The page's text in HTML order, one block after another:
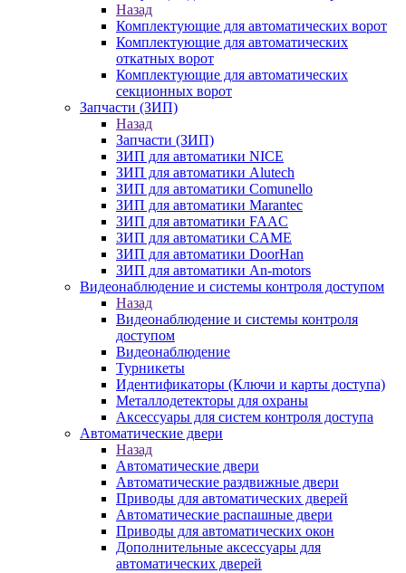
Назад
Комплектующие для автоматических ворот
Комплектующие для автоматических
откатных ворот
Комплектующие для автоматических
секционных ворот
Запчасти (ЗИП)
Назад
Запчасти (ЗИП)
ЗИП для автоматики NICE
ЗИП для автоматики Alutech
ЗИП для автоматики Comunello
ЗИП для автоматики Marantec
ЗИП для автоматики FAAC
ЗИП для автоматики CAME
ЗИП для автоматики DoorHan
ЗИП для автоматики An-motors
Видеонаблюдение и системы контроля доступом
Назад
Видеонаблюдение и системы контроля
доступом
Видеонаблюдение
Турникеты
Идентификаторы (Ключи и карты доступа)
Металлодетекторы для охраны
Аксессуары для систем контроля доступа
Автоматические двери
Назад
Автоматические двери
Автоматические раздвижные двери
Приводы для автоматических дверей
Автоматические распашные двери
Приводы для автоматических окон
Дополнительные аксессуары для
автоматических дверей